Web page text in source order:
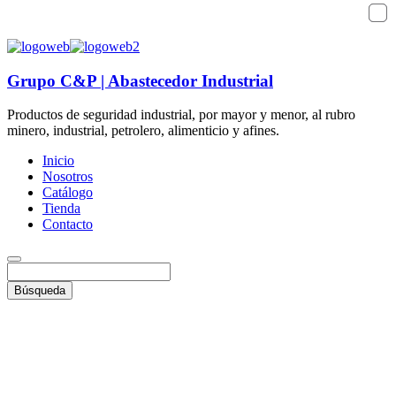
Grupo C&P | Abastecedor Industrial
Productos de seguridad industrial, por mayor y menor, al rubro
minero, industrial, petrolero, alimenticio y afines.
Inicio
Nosotros
Catálogo
Tienda
Contacto